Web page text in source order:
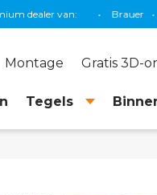
dealer van:
• Brauer • Primabad
Montage Gratis 3D-
Tegels